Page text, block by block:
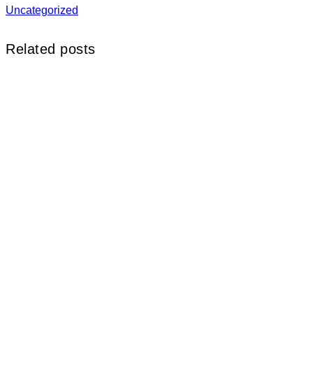
Uncategorized
Related posts